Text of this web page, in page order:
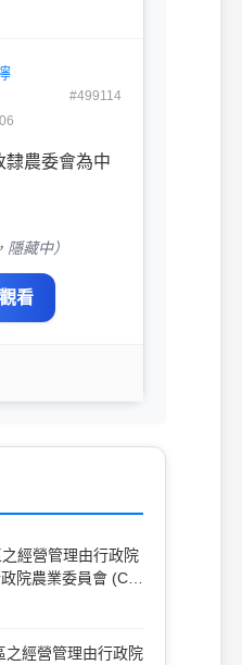
#499114
隸農委會為中
藏中）
看
經營管理由行政院
之經營管理由行政院